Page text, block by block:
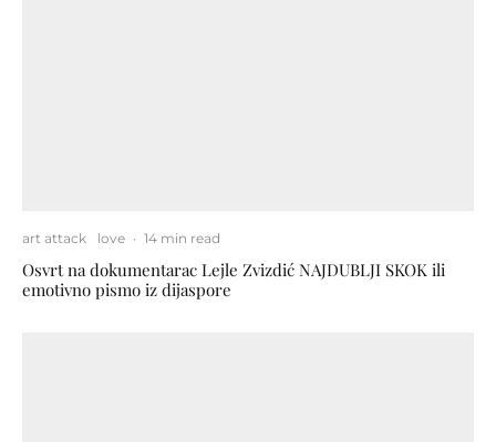
art attack love · 14 min read
Osvrt na dokumentarac Lejle Zvizdić NAJDUBLJI SKOK ili
emotivno pismo iz dijaspore